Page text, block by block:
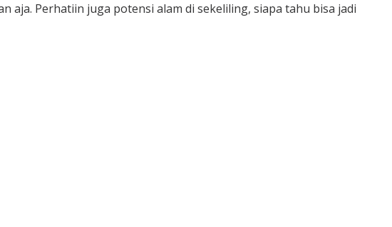
aja. Perhatiin juga potensi alam di sekeliling, siapa tahu bisa jadi